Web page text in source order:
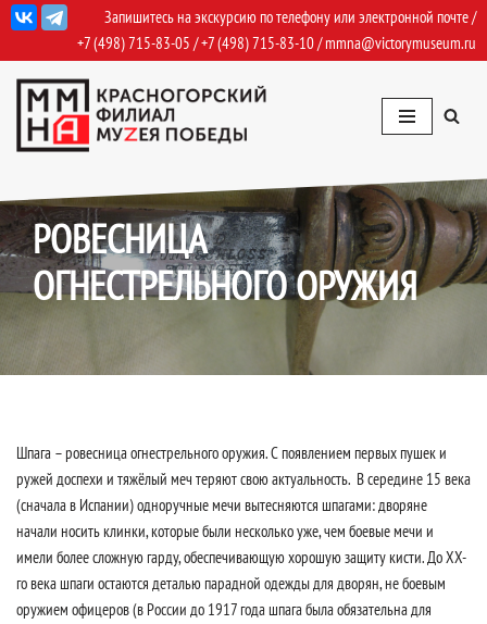
Перейти
к
содержимому
Запишитесь на экскурсию по телефону или электронной почте /
+7 (498) 715-83-05 /+7 (498) 715-83-10/mmna@victorymuseum.ru
РОВЕСНИЦА
ОГНЕСТРЕЛЬНОГО ОРУЖИЯ
Шпага – ровесница огнестрельного оружия. С появлением первых пушек и
ружей доспехи и тяжёлый меч теряют свою актуальность. В середине 15 века
(сначала в Испании) одноручные мечи вытесняются шпагами: дворяне
начали носить клинки, которые были несколько уже, чем боевые мечи и
имели более сложную гарду, обеспечивающую хорошую защиту кисти. До ХХ-
го века шпаги остаются деталью парадной одежды для дворян, не боевым
оружием офицеров (в России до 1917 года шпага была обязательна для